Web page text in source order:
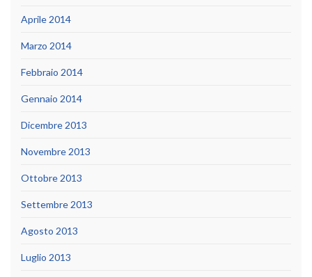
Aprile 2014
Marzo 2014
Febbraio 2014
Gennaio 2014
Dicembre 2013
Novembre 2013
Ottobre 2013
Settembre 2013
Agosto 2013
Luglio 2013